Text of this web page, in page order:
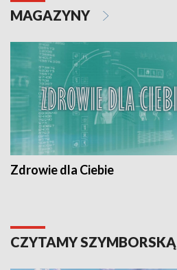
MAGAZYNY
Zdrowie dla Ciebie
CZYTAMY SZYMBORSKĄ